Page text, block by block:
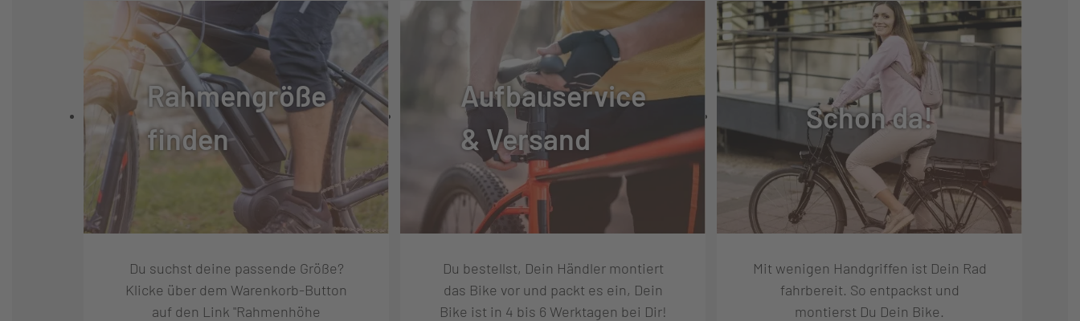
KASSETTE: SHIMANO CS-LG300, 11-36 T
KETTE: SUNRACE CN11A
ROCK SHOX JUDY TK
ROCKSHOX
FEDERUNG: STAHLGEFEDERT
Rahmengröße
finden
Du suchst deine passende Größe?
Klicke über dem Warenkorb-Button
auf den Link "Rahmenhöhe
Aufbauservice
& Versand
Du bestellst, Dein Händler montiert
das Bike vor und packt es ein, Dein
Bike ist in 4 bis 6 Werktagen bei Dir!
Schon da!
Mit wenigen Handgriffen ist Dein Rad
fahrbereit. So entpackst und
montierst Du Dein Bike.